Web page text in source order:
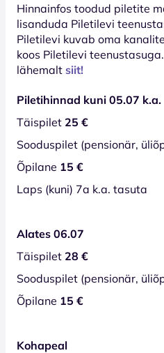
Hinnainfos toodud piletite
lisanduda Piletilevi
Piletilevi kuvab oma
koos Piletilevi
lähemalt siit!
Piletihinnad kuni 05.07 k.a.
Täispilet 25 €
Sooduspilet (pensionär,
Õpilane 15 €
Laps (kuni) 7a k.a. tasuta
Alates 06.07
Täispilet 28 €
Sooduspilet (pensionär,
Õpilane 15 €
Kohapeal